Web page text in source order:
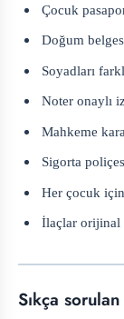
Çocuk
Doğum
Soyadları
Noter onaylı
Mahkeme
Sigorta
Her çocuk
İlaçlar orijinal
Sıkça